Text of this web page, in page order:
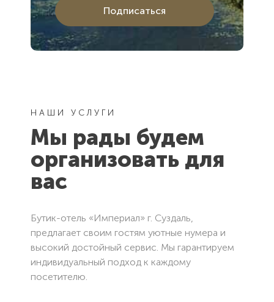
Подписаться
НАШИ УСЛУГИ
Мы рады будем
организовать для
вас
Бутик-отель «Империал» г. Суздаль,
предлагает своим гостям уютные нумера и
высокий достойный сервис. Мы гарантируем
индивидуальный подход к каждому
посетителю.